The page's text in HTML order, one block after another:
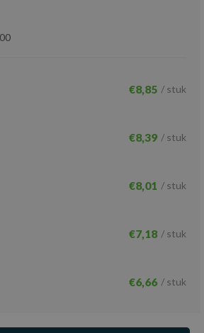
€8,85 / stuk
€8,39 / stuk
€8,01 / stuk
€7,18 / stuk
€6,66 / stuk